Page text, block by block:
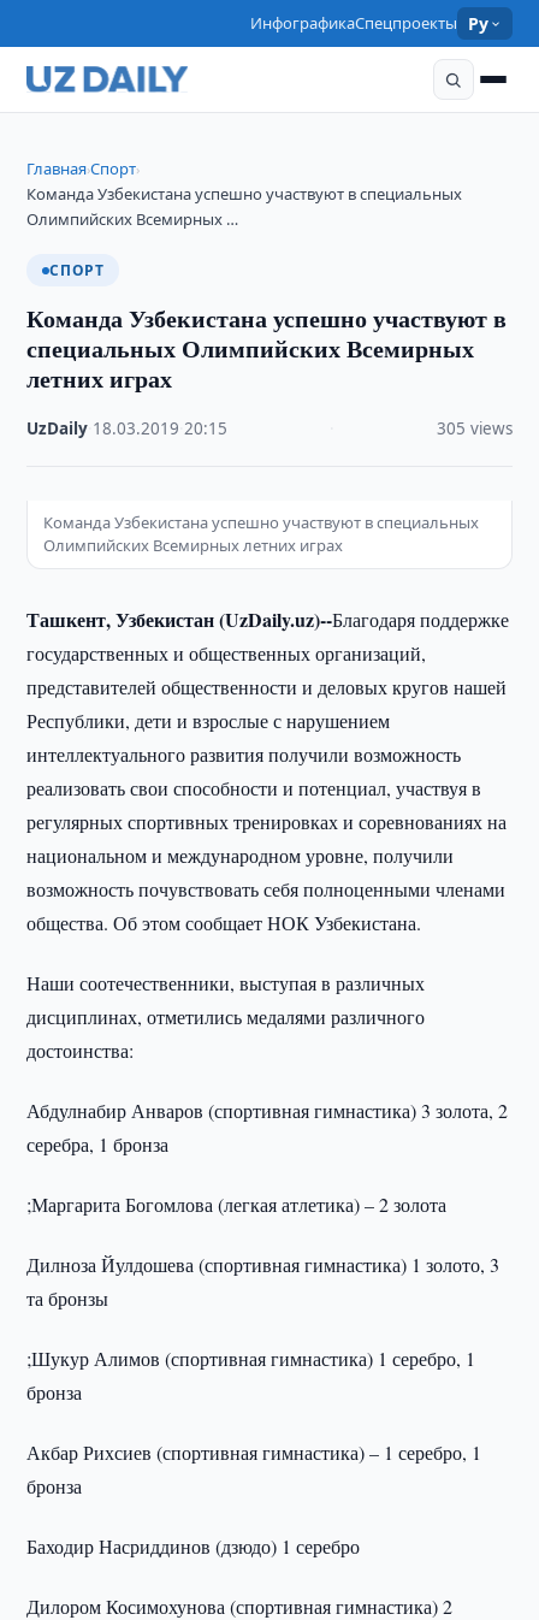
ИнфографикаСпецпроекты Ру
Главная›Спорт›
Команда Узбекистана успешно участвуют в специальных
Олимпийских Всемирных …
СПОРТ
Команда Узбекистана успешно участвуют в
специальных Олимпийских Всемирных
летних играх
UzDaily 18.03.2019 ·20:15 305 views
Команда Узбекистана успешно участвуют в специальных
Олимпийских Всемирных летних играх
Ташкент, Узбекистан (UzDaily.uz)--Благодаря поддержке
государственных и общественных организаций,
представителей общественности и деловых кругов нашей
Республики, дети и взрослые с нарушением
интеллектуального развития получили возможность
реализовать свои способности и потенциал, участвуя в
регулярных спортивных тренировках и соревнованиях на
национальном и международном уровне, получили
возможность почувствовать себя полноценными членами
общества. Об этом сообщает НОК Узбекистана.
Наши соотечественники, выступая в различных
дисциплинах, отметились медалями различного
достоинства:
Абдулнабир Анваров (спортивная гимнастика) 3 золота, 2
серебра, 1 бронза
;Маргарита Богомлова (легкая атлетика) – 2 золота
Дилноза Йулдошева (спортивная гимнастика) 1 золото, 3
та бронзы
;Шукур Алимов (спортивная гимнастика) 1 серебро, 1
бронза
Акбар Рихсиев (спортивная гимнастика) – 1 серебро, 1
бронза
Баходир Насриддинов (дзюдо) 1 серебро
Дилором Косимохунова (спортивная гимнастика) 2